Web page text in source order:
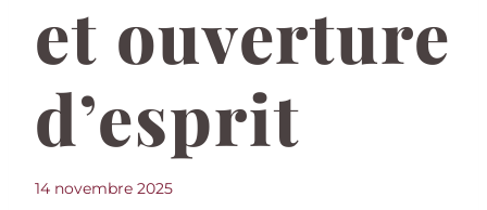
et ouverture
d’esprit
14 novembre 2025